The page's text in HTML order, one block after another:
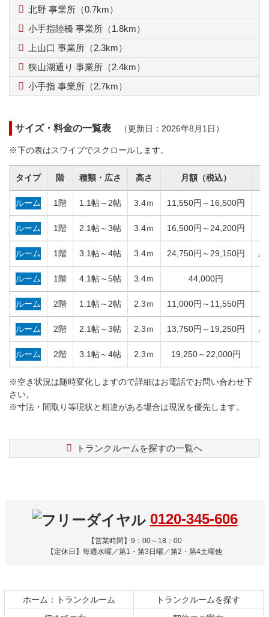
北野 事業所（0.7km）
小手指陸橋 事業所（1.8km）
上山口 事業所（2.3km）
狭山湖通り 事業所（2.4km）
小手指 事業所（2.7km）
サイズ・料金の一覧表 （更新日：2026年8月1日）
※下の表はスワイプでスクロールします。
タイプ 階 種類・広さ 高さ 月額 （税込）
ルーム 1階 1.1帖～2帖 3.4ｍ 11,550円～16,500円
ルーム 1階 2.1帖～3帖 3.4ｍ 16,500円～24,200円
ルーム 1階 3.1帖～4帖 3.4ｍ 24,750円～29,150円 △
ルーム 1階 4.1帖～5帖 3.4ｍ 44,000円
ルーム 2階 1.1帖～2帖 2.3ｍ 11,000円～11,550円
ルーム 2階 2.1帖～3帖 2.3ｍ 13,750円～19,250円 △
ルーム 2階 3.1帖～4帖 2.3ｍ 19,250～22,000円
※空き状況は随時変化しますので詳細はお電話でお問い合わせ下
さい。
※寸法・間取り等現状と相違がある場合は現況を優先します。
トランクルームを探すの一覧へ
へ
0120-345-606
【営業時間】9：00～18：00
【定休日】毎週水曜／第1・第3日曜／第2・第4土曜他
ホーム：トランクルーム
トランクルームを探す